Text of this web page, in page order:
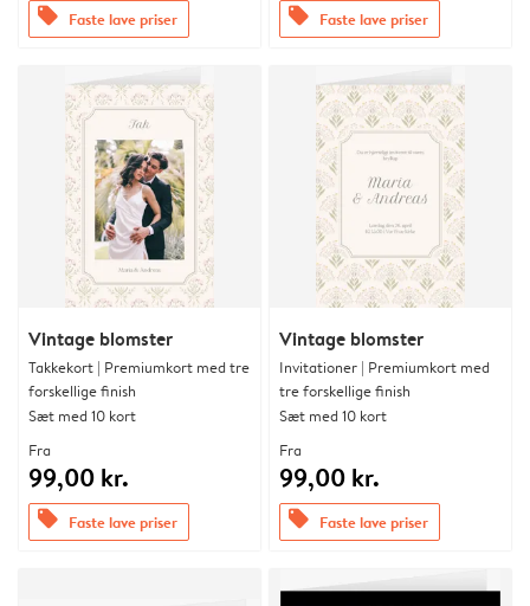
offers Faste lave priser offers Faste lave priser
Vintage blomster
Takkekort | Premiumkort med tre
forskellige finish
Sæt med 10 kort
Fra
99,00 kr.
offers Faste lave priser
Vintage blomster
Invitationer | Premiumkort med
tre forskellige finish
Sæt med 10 kort
Fra
99,00 kr.
offers Faste lave priser